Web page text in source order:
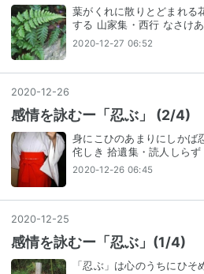
葉がくれに散りとどまれる
する 山家集・西行 なさけ
2020-12-27 06:52
2020-12-26
感情を詠むー「忍ぶ」 (2/4)
身にこひのあまりにしかば
侘しき 拾遺集・読人しら
2020-12-26 06:45
2020-12-25
感情を詠むー「忍ぶ」(1/4)
「忍ぶ」は心のうちにひそ